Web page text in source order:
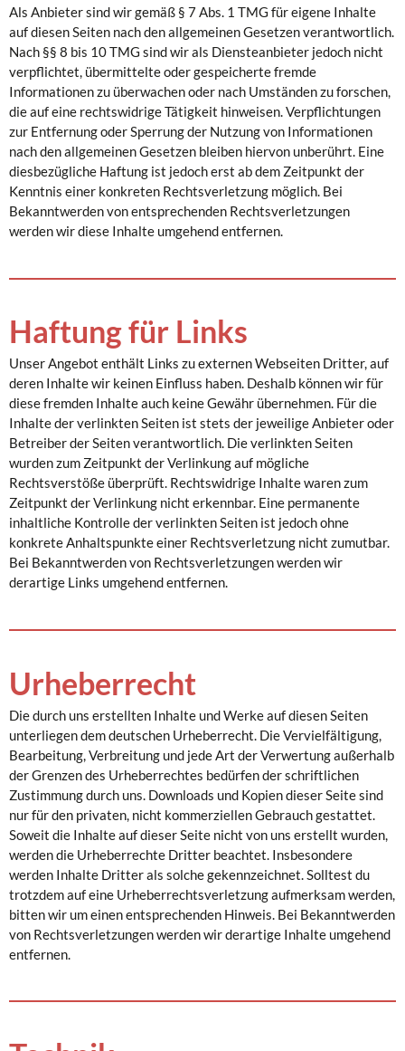
Als Anbieter sind wir gemäß § 7 Abs. 1 TMG für eigene Inhalte
auf diesen Seiten nach den allgemeinen Gesetzen verantwortlich.
Nach §§ 8 bis 10 TMG sind wir als Diensteanbieter jedoch nicht
verpflichtet, übermittelte oder gespeicherte fremde
Informationen zu überwachen oder nach Umständen zu forschen,
die auf eine rechtswidrige Tätigkeit hinweisen. Verpflichtungen
zur Entfernung oder Sperrung der Nutzung von Informationen
nach den allgemeinen Gesetzen bleiben hiervon unberührt. Eine
diesbezügliche Haftung ist jedoch erst ab dem Zeitpunkt der
Kenntnis einer konkreten Rechtsverletzung möglich. Bei
Bekanntwerden von entsprechenden Rechtsverletzungen
werden wir diese Inhalte umgehend entfernen.
Haftung für Links
Unser Angebot enthält Links zu externen Webseiten Dritter, auf
deren Inhalte wir keinen Einfluss haben. Deshalb können wir für
diese fremden Inhalte auch keine Gewähr übernehmen. Für die
Inhalte der verlinkten Seiten ist stets der jeweilige Anbieter oder
Betreiber der Seiten verantwortlich. Die verlinkten Seiten
wurden zum Zeitpunkt der Verlinkung auf mögliche
Rechtsverstöße überprüft. Rechtswidrige Inhalte waren zum
Zeitpunkt der Verlinkung nicht erkennbar. Eine permanente
inhaltliche Kontrolle der verlinkten Seiten ist jedoch ohne
konkrete Anhaltspunkte einer Rechtsverletzung nicht zumutbar.
Bei Bekanntwerden von Rechtsverletzungen werden wir
derartige Links umgehend entfernen.
Urheberrecht
Die durch uns erstellten Inhalte und Werke auf diesen Seiten
unterliegen dem deutschen Urheberrecht. Die Vervielfältigung,
Bearbeitung, Verbreitung und jede Art der Verwertung außerhalb
der Grenzen des Urheberrechtes bedürfen der schriftlichen
Zustimmung durch uns. Downloads und Kopien dieser Seite sind
nur für den privaten, nicht kommerziellen Gebrauch gestattet.
Soweit die Inhalte auf dieser Seite nicht von uns erstellt wurden,
werden die Urheberrechte Dritter beachtet. Insbesondere
werden Inhalte Dritter als solche gekennzeichnet. Solltest du
trotzdem auf eine Urheberrechtsverletzung aufmerksam werden,
bitten wir um einen entsprechenden Hinweis. Bei Bekanntwerden
von Rechtsverletzungen werden wir derartige Inhalte umgehend
entfernen.